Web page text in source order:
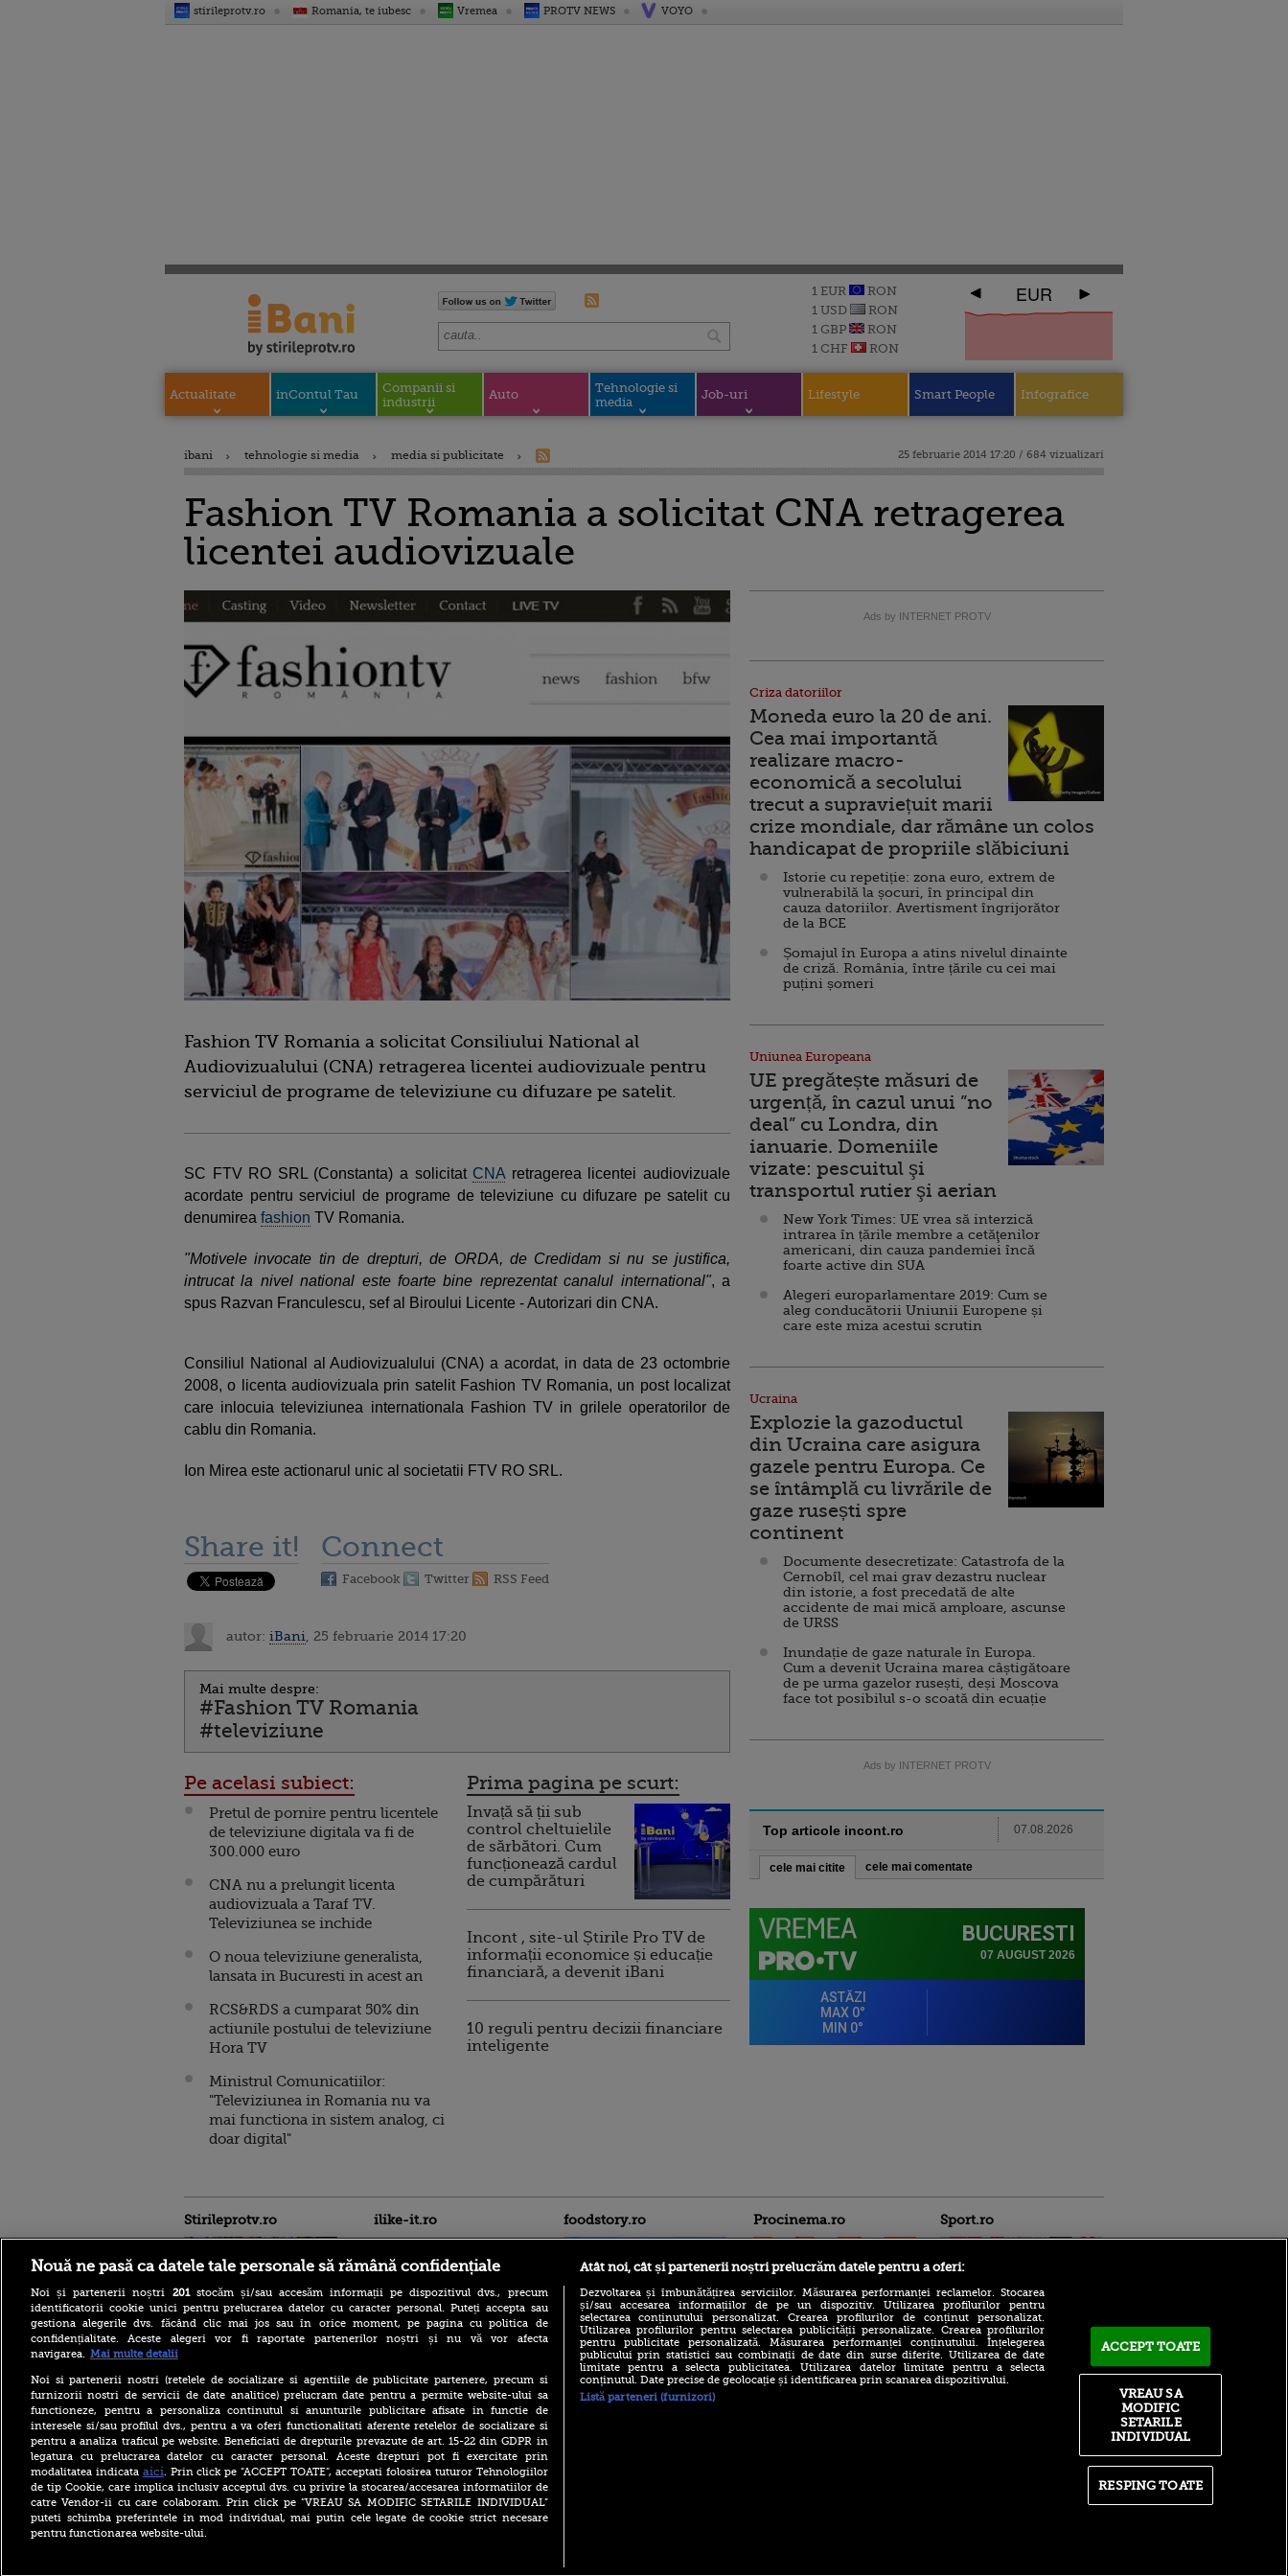
stirileprotv.ro Romania, te iubesc Vremea PROTV NEWS VOYO
1 EUR
RON
1 USD
RON
1 GBP
RON
1 CHF
RON
EUR
Actualitate inContul Tau
Companii si
industrii
Auto
Tehnologie si
media
Job-uri Lifestyle Smart People Infografice
ibani tehnologie si media media si publicitate 25 februarie 2014 17:20 / 684 vizualizari
Fashion TV Romania a solicitat CNA retragerea
licentei audiovizuale
Fashion TV Romania a solicitat Consiliului National al
Audiovizualului (CNA) retragerea licentei audiovizuale pentru
serviciul de programe de televiziune cu difuzare pe satelit.
SC FTV RO SRL (Constanta) a solicitat CNA retragerea licentei audiovizuale
acordate pentru serviciul de programe de televiziune cu difuzare pe satelit cu
denumirea fashion TV Romania.
"Motivele invocate tin de drepturi, de ORDA, de Credidam si nu se justifica,
intrucat la nivel national este foarte bine reprezentat canalul international", a
spus Razvan Franculescu, sef al Biroului Licente - Autorizari din CNA.
Consiliul National al Audiovizualului (CNA) a acordat, in data de 23 octombrie
2008, o licenta audiovizuala prin satelit Fashion TV Romania, un post localizat
care inlocuia televiziunea internationala Fashion TV in grilele operatorilor de
cablu din Romania.
Ion Mirea este actionarul unic al societatii FTV RO SRL.
Share it! Connect
Facebook Twitter RSS Feed
autor: iBani , 25 februarie 2014 17:20
Mai multe despre:
#Fashion TV Romania
#televiziune
Pe acelasi subiect:
Pretul de pornire pentru licentele
de televiziune digitala va fi de
300.000 euro
CNA nu a prelungit licenta
audiovizuala a Taraf TV.
Televiziunea se inchide
O noua televiziune generalista,
lansata in Bucuresti in acest an
RCS&RDS a cumparat 50% din
actiunile postului de televiziune
Hora TV
Ministrul Comunicatiilor:
"Televiziunea in Romania nu va
mai functiona in sistem analog, ci
doar digital"
Prima pagina pe scurt:
Invață să ții sub
control cheltuielile
de sărbători. Cum
funcționează cardul
de cumpărături
Incont , site-ul Știrile Pro TV de
informații economice și educație
financiară, a devenit iBani
10 reguli pentru decizii financiare
inteligente
Ads by INTERNET PROTV
Criza datoriilor
Moneda euro la 20 de ani.
Cea mai importantă
realizare macro-
economică a secolului
trecut a supraviețuit marii
crize mondiale, dar rămâne un colos
handicapat de propriile slăbiciuni
Istorie cu repetiție: zona euro, extrem de
vulnerabilă la șocuri, în principal din
cauza datoriilor. Avertisment îngrijorător
de la BCE
Șomajul în Europa a atins nivelul dinainte
de criză. România, între țările cu cei mai
puțini șomeri
Uniunea Europeana
UE pregătește măsuri de
urgență, în cazul unui ”no
deal” cu Londra, din
ianuarie. Domeniile
vizate: pescuitul şi
transportul rutier şi aerian
New York Times: UE vrea să interzică
intrarea în țările membre a cetăţenilor
americani, din cauza pandemiei încă
foarte active din SUA
Alegeri europarlamentare 2019: Cum se
aleg conducătorii Uniunii Europene și
care este miza acestui scrutin
Ucraina
Explozie la gazoductul
din Ucraina care asigura
gazele pentru Europa. Ce
se întâmplă cu livrările de
gaze rusești spre
continent
Documente desecretizate: Catastrofa de la
Cernobîl, cel mai grav dezastru nuclear
din istorie, a fost precedată de alte
accidente de mai mică amploare, ascunse
de URSS
Inundație de gaze naturale în Europa.
Cum a devenit Ucraina marea câștigătoare
de pe urma gazelor rusești, deși Moscova
face tot posibilul s-o scoată din ecuație
Ads by INTERNET PROTV
Top articole incont.ro 07.08.2026
cele mai citite cele mai comentate
Stirileprotv.ro
șase colegi români. Nimeni
nu a sunat la ambulanță
timp de două ore
Arabia Saudită, Turcia și
Pakistanul, acord de
apărare comună. „Orice
atac armat împotriva unuia,
un atac împotriva tuturor”
O femeie de 82 de ani și-a
recăpătat vederea cu
ajutorul inteligenței
ilike-it.ro foodstory.ro
(P) Descoperă Lumea
Evenimentelor din România
cu Transilvania Events!
Procinema.ro
Emoții intense pentru
Sebastian Stan! Iubita lui,
Sport.ro
ANAD a făcut anunțul după
ce TAS a dat verdictul în
scandalul de dopaj în care
Cifrele care ridică semne de
Nouă ne pasă ca datele tale personale să rămână confidențiale
Noi și partenerii noștri 201stocăm și/sau accesăm informații pe dispozitivul dvs., precum
identificatorii cookie unici pentru prelucrarea datelor cu caracter personal. Puteți accepta sau
gestiona alegerile dvs. făcând clic mai jos sau în orice moment, pe pagina cu politica de
confidențialitate. Aceste alegeri vor fi raportate partenerilor noștri și nu vă vor afecta
navigarea. Mai multe detalii
Noi si partenerii nostri (retelele de socializare si agentiile de publicitate partenere, precum si
furnizorii nostri de servicii de date analitice) prelucram date pentru a permite website-ului sa
functioneze, pentru a personaliza continutul si anunturile publicitare afisate in functie de
interesele si/sau profilul dvs., pentru a va oferi functionalitati aferente retelelor de socializare si
pentru a analiza traficul pe website. Beneficiati de drepturile prevazute de art. 15-22 din GDPR in
legatura cu prelucrarea datelor cu caracter personal. Aceste drepturi pot fi exercitate prin
modalitatea indicata aici. Prin click pe “ACCEPT TOATE”, acceptati folosirea tuturor Tehnologiilor
de tip Cookie, care implica inclusiv acceptul dvs. cu privire la stocarea/accesarea informatiilor de
catre Vendor-ii cu care colaboram. Prin click pe “VREAU SA MODIFIC SETARILE INDIVIDUAL”
puteti schimba preferintele in mod individual, mai putin cele legate de cookie strict necesare
pentru functionarea website-ului.
Atât noi, cât și partenerii noștri prelucrăm datele pentru a oferi:
Dezvoltarea și îmbunătățirea serviciilor. Măsurarea performanței reclamelor. Stocarea
și/sau accesarea informațiilor de pe un dispozitiv. Utilizarea profilurilor pentru
selectarea conținutului personalizat. Crearea profilurilor de conținut personalizat.
Utilizarea profilurilor pentru selectarea publicității personalizate. Crearea profilurilor
pentru publicitate personalizată. Măsurarea performanței conținutului. Înțelegerea
publicului prin statistici sau combinații de date din surse diferite. Utilizarea de date
limitate pentru a selecta publicitatea. Utilizarea datelor limitate pentru a selecta
conținutul. Date precise de geolocație și identificarea prin scanarea dispozitivului.
Listă parteneri (furnizori)
ACCEPT TOATE
RESPING TOATE
VREAU SA
MODIFIC
SETARILE
INDIVIDUAL